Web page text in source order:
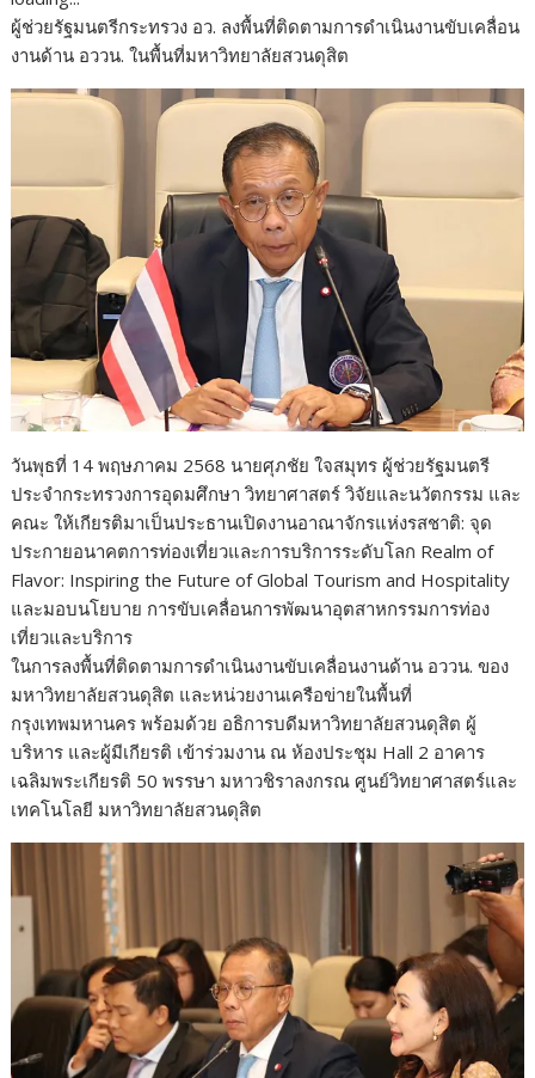
e
b
o
k
itt
er
k
e
dI
n
e p
y
Li
n
k
ar
e
ผู้ช่วยรัฐมนตรีกระทรวง อว. ลงพื้นที่ติดตามการดำเนินงานขับเคลื่อน
งานด้าน อววน. ในพื้นที่มหาวิทยาลัยสวนดุสิต
วันพุธที่ 14 พฤษภาคม 2568 นายศุภชัย ใจสมุทร ผู้ช่วยรัฐมนตรี
ประจำกระทรวงการอุดมศึกษา วิทยาศาสตร์ วิจัยและนวัตกรรม และ
คณะ ให้เกียรติมาเป็นประธานเปิดงานอาณาจักรแห่งรสชาติ: จุด
ประกายอนาคตการท่องเที่ยวและการบริการระดับโลก Realm of
Flavor: Inspiring the Future of Global Tourism and Hospitality
และมอบนโยบาย การขับเคลื่อนการพัฒนาอุตสาหกรรมการท่อง
เที่ยวและบริการ
ในการลงพื้นที่ติดตามการดำเนินงานขับเคลื่อนงานด้าน อววน. ของ
มหาวิทยาลัยสวนดุสิต และหน่วยงานเครือข่ายในพื้นที่
กรุงเทพมหานคร พร้อมด้วย อธิการบดีมหาวิทยาลัยสวนดุสิต ผู้
บริหาร และผู้มีเกียรติ เข้าร่วมงาน ณ ห้องประชุม Hall 2 อาคาร
เฉลิมพระเกียรติ 50 พรรษา มหาวชิราลงกรณ ศูนย์วิทยาศาสตร์และ
เทคโนโลยี มหาวิทยาลัยสวนดุสิต